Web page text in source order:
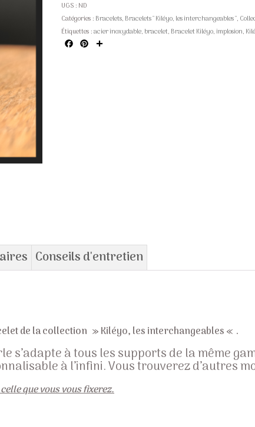
UGS : ND
Catégories : Bracelets, Bracelets " Kiléyo, les interchangeables ",
Étiquettes :acier inoxydable, bracelet, Bracelet Kiléyo, implosion,
FacebookPinterest
Conseils d'entretien
de la collection »Kiléyo, les interchangeables« .
s’adapte à tous les supports de la même
à l’infini. Vous trouverez d’autres
que vous vous fixerez.